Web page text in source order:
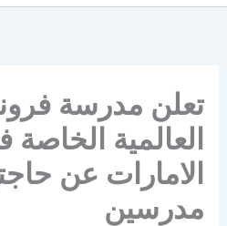
تعلن مدرسة
العالمية
الامارات عن
مدرسين